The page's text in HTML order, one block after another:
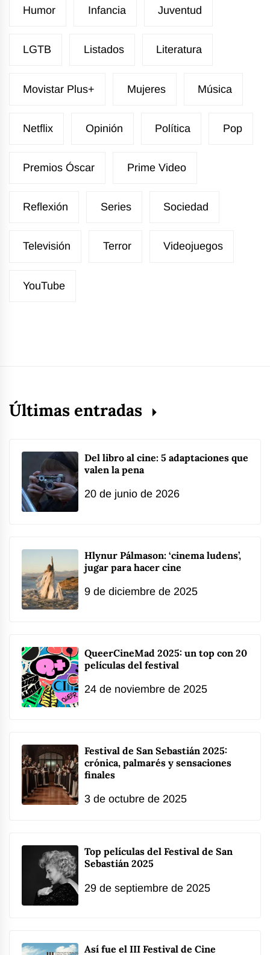
Humor Infancia Juventud
LGTB Listados Literatura
Movistar Plus+ Mujeres Música
Netflix Opinión Política Pop
Premios Óscar Prime Video
Reflexión Series Sociedad
Televisión Terror Videojuegos
YouTube
Últimas entradas
Del libro al cine: 5 adaptaciones que
valen la pena
20 de junio de 2026
Hlynur Pálmason: ‘cinema ludens’,
jugar para hacer cine
9 de diciembre de 2025
QueerCineMad 2025: un top con 20
películas del festival
24 de noviembre de 2025
Festival de San Sebastián 2025:
crónica, palmarés y sensaciones
finales
3 de octubre de 2025
Top películas del Festival de San
Sebastián 2025
29 de septiembre de 2025
Así fue el III Festival de Cine